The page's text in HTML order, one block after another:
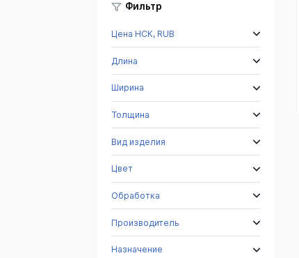
Фильтр
Цена НСК, RUB
Длина
Ширина
Толщина
Вид изделия
Цвет
Обработка
Производитель
Назначение